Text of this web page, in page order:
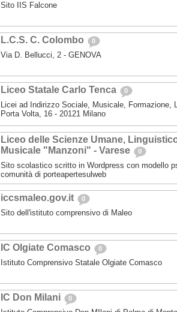
Sito IIS Falcone
L.C.S. C. Colombo 0
Via D. Bellucci, 2 - GENOVA
Liceo Statale Carlo Tenca 0
Licei ad Indirizzo Sociale, Musicale, Formazione,
Porta Volta, 16 - 20121 Milano
Liceo delle Scienze Umane,
Musicale "Manzoni" - Varese
0
Sito scolastico scritto in Wordpress con modello
comunità di porteapertesulweb
iccsmaleo.gov.it 0
Sito dell'istituto comprensivo di Maleo
IC Olgiate Comasco 0
Istituto Comprensivo Statale Olgiate Comasco
IC Don Milani 0